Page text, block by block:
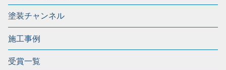
塗装チャンネル
施工事例
受賞一覧